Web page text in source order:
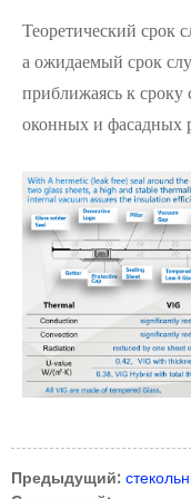
Теоретический срок
а ожидаемый срок
приближаясь к
оконных и фасадных
Предыдущий: